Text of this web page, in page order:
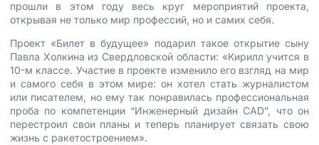
прошли в этом году весь круг мероприятий проекта,
открывая не только мир профессий, но и самих себя.
Проект «Билет в будущее» подарил такое открытие сыну
Павла Холкина из Свердловской области: «Кирилл учится в
10-м классе. Участие в проекте изменило его взгляд на мир
и самого себя в этом мире: он хотел стать журналистом
или писателем, но ему так понравилась профессиональная
проба по компетенции “Инженерный дизайн CAD”, что он
перестроил свои планы и теперь планирует связать свою
жизнь с ракетостроением».